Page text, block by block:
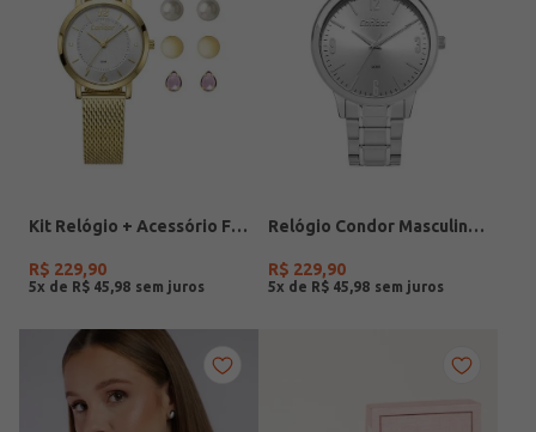
Kit Relógio + Acessório Feminino DOURADO
R$ 229,90
5x de R$ 45 98
Relógio Condor Masculino PRATA
R$ 229,90
5x de R$ 45 98